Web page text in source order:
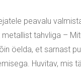
peavalu
tahvliga –
öelda, et sarnast
Huvitav, mis